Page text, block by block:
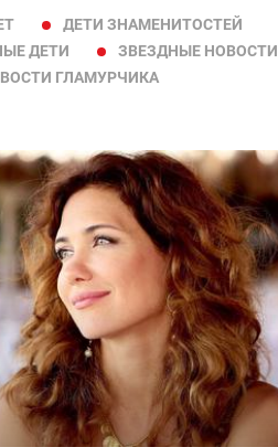
ДЕТИ ЗНАМЕНИТОСТЕЙ
ДЕТИ
ЗВЕЗДНЫЕ НОВОСТИ
ГЛАМУРЧИКА